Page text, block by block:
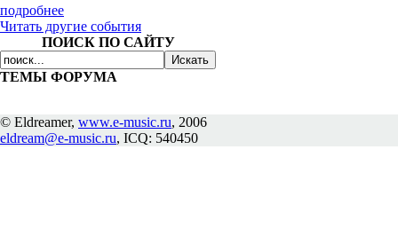
подробнее
Читать другие события
ПОИСК ПО САЙТУ
ТЕМЫ ФОРУМА
© Eldreamer, www.e-music.ru, 2006
eldream@e-music.ru, ICQ: 540450